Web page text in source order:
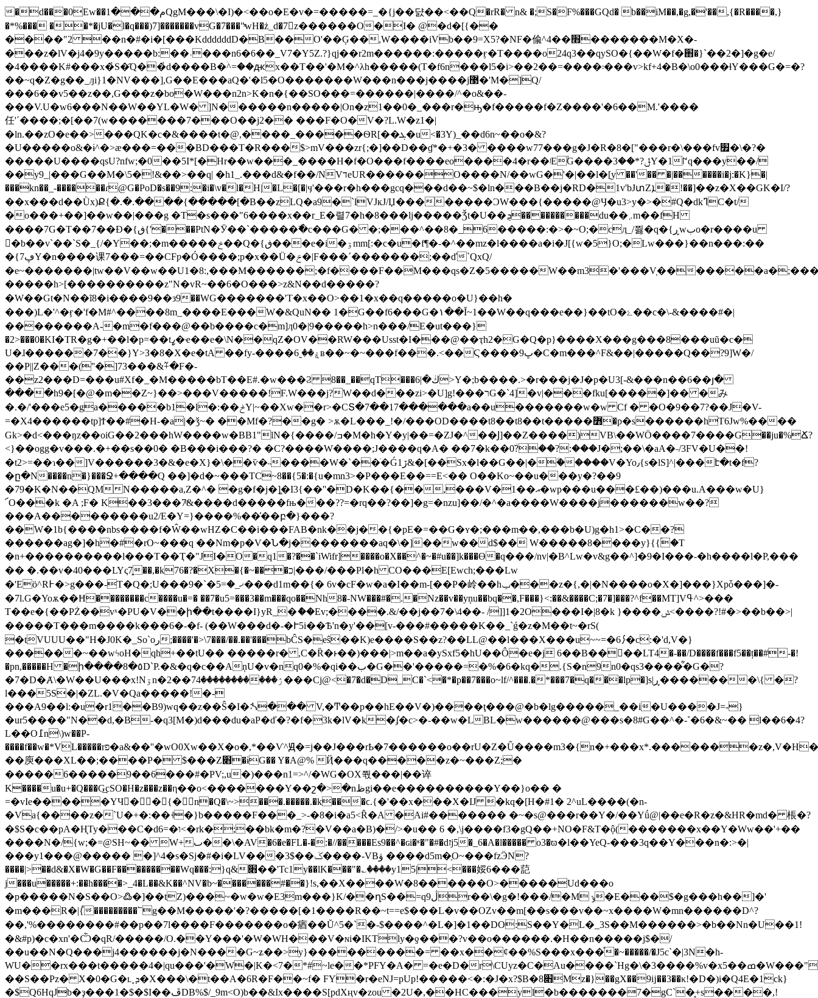
�d���0Ew��م���1QgM���\�I)�<��o�E�v�=�����=_�{j��댨��<��Q�rR� n& �;S�F%���GQd� b��iM��,�g,�'��,{�R����,}
�*%��� ��*�jU�l�q���)7]�������vG�7���"ͯwH�ż_d�7􅞁z������O�I� @�d�[{��
����"2 ��n�#�i�[���KddddddD�B��O'��Ģ��,W����iVb��9=X5?�NF�偸^4��׫�������M�X�-
���z�lV�j4�9y�����b:��˓���n6�6��_V7�Y5Z.?}qj��r2m������:�����ӻ�T����o24q3��qySO�{��W�f�֋�}`��2�]�g�e/
�4����K#���x�҅S�҄Q��҅d����B�ۛ^=��ԫx��T��'�M�^λh�����(T�f6n���l5�i>��2��=����܃���v>kf+4�B�\o0���ɬY���G�=�?
��~q�Z�g��_ԓi}1�NV���],G��E���aQ�'�l5�O�������W���n���j����j޳�'M�]Q/
���6��v5��z��,G���z�bo�W���n2n>K�n�{��SO���=������|����/^�o&��-
���V.U�w6���N��W��YL�W� ]N������n�����|On�z1��0�_���r�ԣ�f�����f�Z����'�6��M.'����
任'ʹ����;�[��7(w�������7���O��j2�� ���F�O�V�?L.W�z1�|
�ln.��zO�e��>���QK�c�&����t�@,����_�����ѲR[��ܓ�u<�3Y)_��d6n~��o�&?
�U�����o&�ɨ^�>ӕ���=���BD���T�R���$>mV���zr{;�]��D��ɠ*�+�3� ����w77���g�J�R�8�["���r�\���fv׿�\�?�
�����U����qsU?nfw;�0��5I*[�Hr��w���_����H�f�O���f����eo����4�r��ʲE۟G����ݪ?*��3Y�1꒕q���y��/
��y9_|���G��M�\5�!&��>��q| �h1_.���d&�f��/NVדeUR������O����N/��wG�'�|��l�ܴ[y ��'�� �|������i�j:�K}�|
���kn��_-������ɾ@G�PoD�s��9:�i�\v�l�H|�L�[�|ӌ'���r�h���gcq���d��~$�ln���B��j�RD�1v'bJտZܐ�!��]��z�X��GK�I/?
��x���d��Ǜx)Ք{�.�.����{�����[�B��zLQ�a9�`lVJкJ/Џ��������ϽW���{�����@Ӌ�u3>y�>�#Q�dkߣC�t/
�o���+��]��w��|���g �T�s���"6����x��r_E�렬7 �h�8���lj�����Ǯt�U��ܯ����������du��܇m��fH
����7G�T��7��Ɖ�{ڧ{'���PtN�Ӯ��`�����߯�c���G� �;���^��8�_6�����:�>�~O;�cӆ_/쯿 �q�{ڕwبo�r����u
�ُb��v`��`S�_{/�Y��;�m�����ݗ��Q�{ڧ���e�i�ۊmm[:�c�u�f¶�-�^��mz�l����a�i�J[{w�5}O;�Lw���}��n���:��
�{ڥ7Y�n����课7���=��CFƿ�Ó����;p�x��Ü�ݗ�|F���´�������;��ď`QxQ/
�e~�������|tw��V��w��U1�8:,���M������;�f����F��M���qs�Z�5�����W��m3�'���V͔��
�����h>[����������z"N�vR~��6�O���>z&N��d�����?
�W��Gt�N��ĩ8�i����9��з9��WG�������'T�x��O>��1�x��q�����o�U}��h�
���)L�'^�ӻ�'f�M#^����8m_����E���W�&QuN�� 1�G��f6���G�١��Ĭ~1��W��q���e��}��tO�ۓ��c�\-&����#�|
��������A-�m�f���@��b����с�m]ӆ0�|9�����h>n���/E�ut���}
�2>���0�KI�TR�g�+��l�p=��tߨ�ҽ��e�\N��qZ�OV��RW���Usst�I���@��ҭh2�G�Q�p}����X���g���8���uũ�c�
U�ɺ������7��}Y>З�8�X�e�tA ��fy-����ۼ��˷6ʙ��~�~���f���.<��Ϛ����9ڀ�C�m���^F&��|�����Q��?9]W�/
��P||Z�� �(''�]73���&߬+�F�-
��z2���D=���u#Xf�_�M�����bT��E#.�w���Ϩ 8��_��qT���ڬ�|6>Y�;b����.>�r���j�J�p�U3[-&���n��6��յ�
����h9�[�@�m��Z~}��>���V�����!F.W���j?W��d���zi>�U]g!���רG�`4]�v|���fku[�����]�� �み
�.�/'���e5�ga�����b1�l�:��ݲY|~��Xw��r>�CՏ�7��17������a��u�������w�w Cf � �O�9��7?��J�V-
=�X4������tp]Ϯ��#�H-�a|�ǯ~� ��Mf�?��g� >ѫ�L���_!�/���OD����t8��t8��t�����߻�p�s������hT6Jw%����
Gk>�d<���ŋz��oiG��2���hW����w�BB1"lN�{����/ߏ�M�h�Y�y|��=�ZJ�^��Ϳ]��Z����)VB\��WӦ����7����G��ju�%Ճ?
<}��ogg�v���.�+��s��0� �B���i���?� �C?����W����;J����q�A� ��7�k��0ۨ?��?:���J�;��\�aA�˗/3FV�U��!
�t2>=��ɿ��]V������3�&�e�X}�\��ѷ�˵����W�`��ׁ�Ǵڒ1&�[��Sx�l��G��|�٘�����V�Yo٫{s�lS]^|���է�t�f?
�ը�N����n�}���Ջ+����Q ��]�d�~���TϹ~8��{5�:�{u�mn3>�P���E��==Е<�� O��Ko~��u���y�?��9
�79�K�N��QMN�����a,Z�^� �g�f�j�]͚�I3{��''�D�K��{��,���V�1��އ�wp���u���£��)���u.A���w�U}
՜O���k �A ;F� K��3���7ͪ&����d�����fњ���??=�rq��?��]�g=�nzu]��/�^�a����W����j������w��?
���A���������u2/E�Y=}����%��͗��բ�}���?
��W�1b{����nbs����f�Ŵ��wHZ�C��i���FAB�nk��j��{�pE�=��G�ʏ�;���m��,���b�U)g�h1>�C��?
������ag�]�h�#�rO~���q ��Nm�p�V�Ն�j��������aq�\�]��w��d$�� W�����8����y}{{ؑ�T
�n+����������l���T��Ҭ�"JІ�O�q1�?��`iWifr]����o�X��^�~�#u��]k���ϴ�q���/nv|�B^Lw�v&g��^]�9�I���-�h����l�P,���
�� �.��v�40���LYς7͓��,�͏k76�?�X�{�~���כ|���/���Pl�h CO���E[Ewch;���Lw
�'Eö^R߅�>g���-T�Q�;U���ޚ_�=5�`�9���d1m��{� 6v�cF�w�a �I��m-[��P�岭��hݕ���z�{,�|�N����o�X�]���}Xpȱ���]�-
�7l.G�Yoѫ��Ħ��������c����u�=� ��7�u5=���3��m���qo��Nh8�-NW���#�.�Nz��v��yņu��bq��,F���}<:��&����C;�7�]���?^f��MT]Vߟ^>���
T��e�{��PŻ��vˣ�PU�V��ի��t����I}yR_�ެ��Ev;����.&/��j��7�\4��- /]]1�2O���I�|8�k }����ݜ<����?!#�>��b��>|
�����T���m����k���6�-�f- (��W���d�-�Ւ5i��Ѣ'n�y'��[v-���#�����K��_`ǵ�z�M��t~�rS(
�tVUUU��"H�J0K�_Sο`oر;����'�>\7���/��.��'���bĈS�eŝ��K)e����S��z?��LL@��l���X���u~~=�6⨓�c:�'d,V�}
������~��wϟoH�qh+��tU�� �����r� ,C�Ȑ�ͱ��)���|>m��a�ySxf5�hU��Ô�e�j 6��B��󗠚��LT4�-��/D����f���f5��ț��#-�!
�pn,�����H �ի����8�٥D`P.�&�q�c��AņU�v�nq0�%�qi��ب�G��'�����=�%�6�kq�.{S�n9n0�qs3����͋�G�?
�7�D�Ⱥ\�W��U���ּx!Nۊn�ۯ��͏���������74��2���Cj@<�7�d�D_C�`<�*�p��7���o~lf/^���.�*���7�q���lp�]s|ڕ�������\{ �?
l���5S�|�ZL.�V�Qa�����!�-
���A9��l:�u�r1��B9)wq��z��Ŝ�I�ᔄ��� V,�Ͳ��p��hE��V�)����ţ���@�b�lg�����_��i�U����J=-}
�ur5����"N��d,�B-�q3[M�)d���du�aP�ď�?�f�3k�lV�k�ٝʄ�c>�-��w�LBL�w������@���s�8#G��^�-˚�6�&~�� l��6�4?
L��O߁n\)w��P-
����f��w�*VL�����rפ�a&��''�wO0Xw��X�o�,*��Ѵ^Ԭ�=j��J���rҌ�7������o��rU�Z�Ǖ����m3�{n�+���x*.�������z�,V�H�
��庾���XL��;����P� $���Z׋�ɨG�� Y�A@% Ҋ���q�����z�~���Z;�
�����6�����9��6���#�PV;,u�)���n1=>^/�WG�OX쭧���|��谇
K����u�u+�Q���G͢cSO�H�z���z��η��o<�������Y��շ�>�nظgi��e����������Y��}o�� �
=�vIe�����YЧ��{�n�Q�\~>���.�����.�k���ϲ.{�'��x���X�Ĳ �kq�[H�#1� 2^uL����(�n-
�Va{����z�`U�+�:��˧�}b�����F���_>-�8�i�a5<Ȓ�A �Ai#������� �~�s@���r��Y�/��Yǘ@|��e�R�z�&HR�md� 棖�?
�$S�c��pA�H̨Ty���C�d6=�ו<�rk�;��bk�m�?�V��a�B)�/>�u�� 6 �,\j����f3�gQ��+NO�F&T�ộ(�������x��Y�Ww��'+��
����N�/{w;�=@SH~�� W+ٮ��\�AV�6�e�FL�-�:�//�����Es9��^�ɢi�ʶ�"�#�dזj5�_6�A�l����� o3�ϖ�l��YeQ-���3q��Y���n�:>�|
���y1���@����� �]^4�s�Sj�#�i�LV���3$��ݢ����-VBۋ ����d5m�ֶO~���fzӬN?
����|>��d&�X�W�G��F���������Wq���:}q&׋��'Tc1y��lK���"�؎����y15|<���娞6���䓽
j���u�����+:��h����>_4�L��&K��^NV�b~�������#��}!s,��X����W�8������O>�����Uԁ���o
�p�����N�S��O>߷�]��tZ)���~�w�w�E3m���}K/��ղS��=q9ڷr��\�g�!���/�M ݸ�E���$�g���h��]�'
�m���R�|{֩���������՟g��M�����'�?�����[�1����R��~t==e$���L�v��OZv��m[��s���v��~x����W�mn������ D^?
��,'%��������#��p��7l����F�������o�㾞��Ŭ^5�`�-$����^�L�]�1��DO:S��Y�L�_3S��M������>�b��Nn�U��1!
�&#p)�c�xn'�Ѽ�qR/�����/O.��Y���'�W�WH���V�ɴi�IKTly�ƍ���?v��o������.�H��n�����j$�/
��u��N�Q���j4������j�N����G~ʑ��>y}���������= ��x��ȼ��%S���x���֯�~�����/�J5c`�|3N�h-
WU��rx���t�����4�|qu���'�W�|K�<7�*#~le��*PFY�A� =�e�D�r\CUyz�C�Au����`Hg�\�3����%v�x5��ߘ�W���"���?
��S��Pz� X�0�G�ʟ˳ܕ�X���\�t��A�6R�F��~f� FY�r�eNJ=pUp!�����<�:�
J�x?$B�8׋Mz�}��gX��9ĳ��3��κ!�D�)i�Q4E�1ck}
�$Q6HqJb�ҙ���1�$�$I��ڦDB%$/_9m<O)b��&Ix����S[pdXңv�zou �2U�,��HC���yl�b�������7�gC`�̝+s����,!